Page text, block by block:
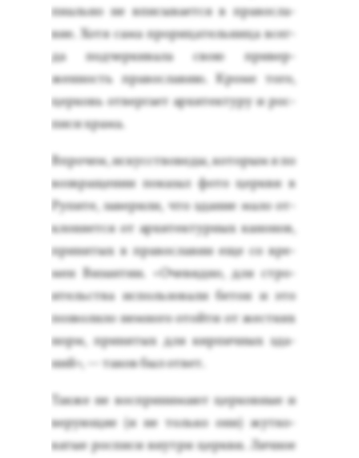
пи­аль­но не впи­сыва­ет­ся в пра­вос­ла­
вие. Хо­тя са­ма про­рица­тель­ни­ца всег­
да под­черки­вала свою при­вер­
женность пра­вос­ла­вию. Кро­ме то­го,
цер­ковь от­верга­ет ар­хи­тек­ту­ру и рос­
пи­си хра­ма.
Впро­чем, ис­кусс­тво­веды, ко­торым я по
воз­вра­щении по­казал фо­то цер­кви в
Ру­пите, за­вери­ли, что зда­ние ма­ло от­
кло­ня­ет­ся от ар­хи­тек­турных ка­нонов,
при­нятых в пра­вос­ла­вии еще со вре­
мен Ви­зан­тии. «Оче­вид­но, для стро­
итель­ства ис­поль­зо­вали бе­тон и это
поз­во­лило нем­но­го отой­ти от жес­тких
норм, при­нятых для кир­пичных зда­
ний», — та­ков был от­вет.
Так­же не вос­при­нима­ют цер­ковные и
ве­ру­ющие (и не толь­ко они) жут­ко­
ватые рос­пи­си внут­ри цер­кви. Лич­ное